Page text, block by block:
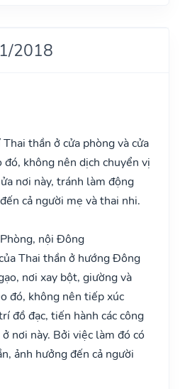
2018
thần ở cửa phòng và cửa
không nên dịch chuyển vị
nơi này, tránh làm động
cả người mẹ và thai nhi.
nội Đông
Thai thần ở hướng Đông
nơi xay bột, giường và
đó, không nên tiếp xúc
đồ đạc, tiến hành các công
nơi này. Bởi việc làm đó có
ảnh hưởng đến cả người